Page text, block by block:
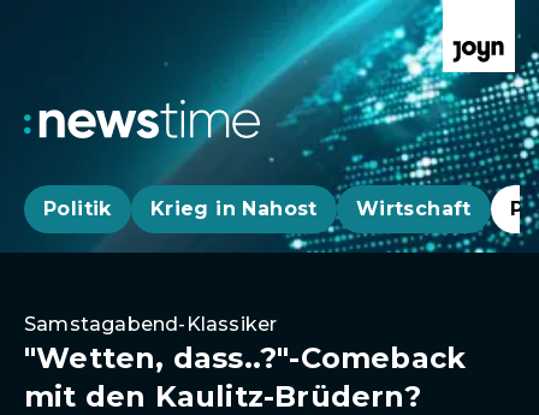
Politik Krieg in Nahost Wirtschaft
Samstagabend-Klassiker
"Wetten, dass..?"-Comeback
mit den Kaulitz-Brüdern?